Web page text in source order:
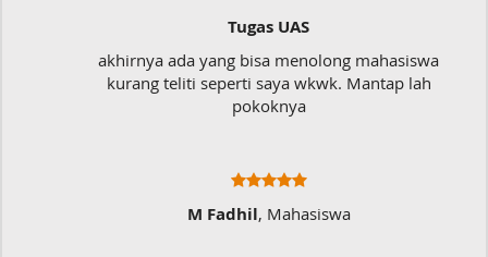
Tugas UAS
akhirnya ada yang bisa menolong mahasiswa
kurang teliti seperti saya wkwk. Mantap lah
pokoknya
M Fadhil, Mahasiswa